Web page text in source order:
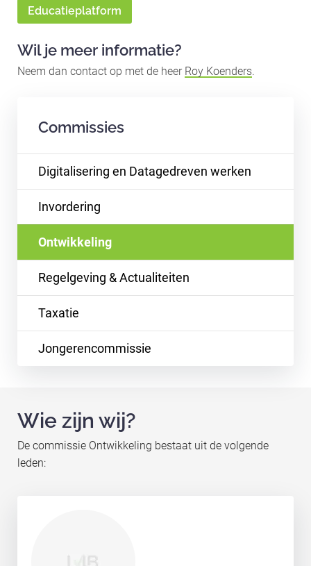
Educatieplatform
Wil je meer informatie?
Neem dan contact op met de heer Roy Koenders.
Commissies
Digitalisering en Datagedreven werken
Invordering
Ontwikkeling
Regelgeving & Actualiteiten
Taxatie
Jongerencommissie
Wie zijn wij?
De commissie Ontwikkeling bestaat uit de volgende
leden: